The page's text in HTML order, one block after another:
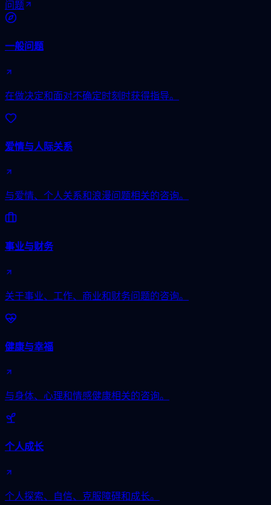
问题
一般问题
在做决定和面对不确定时刻时获得指导。
爱情与人际关系
与爱情、个人关系和浪漫问题相关的咨询。
事业与财务
关于事业、工作、商业和财务问题的咨询。
健康与幸福
与身体、心理和情感健康相关的咨询。
个人成长
个人探索、自信、克服障碍和成长。